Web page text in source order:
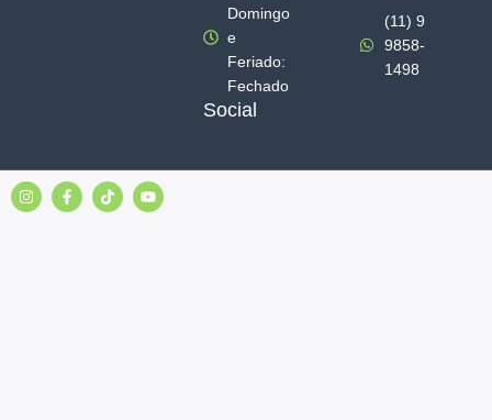
Domingo
e
Feriado:
Fechado
Social
(11) 9
9858-
1498